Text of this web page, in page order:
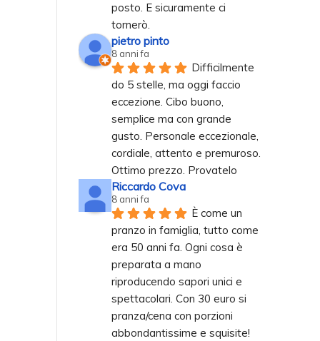
posto. E sicuramente ci
tornerò.
pietro pinto
8 anni fa
Difficilmente
do 5 stelle, ma oggi faccio
eccezione. Cibo buono,
semplice ma con grande
gusto. Personale eccezionale,
cordiale, attento e premuroso.
Ottimo prezzo. Provatelo
Riccardo Cova
8 anni fa
È come un
pranzo in famiglia, tutto come
era 50 anni fa. Ogni cosa è
preparata a mano
riproducendo sapori unici e
spettacolari. Con 30 euro si
pranza/cena con porzioni
abbondantissime e squisite!